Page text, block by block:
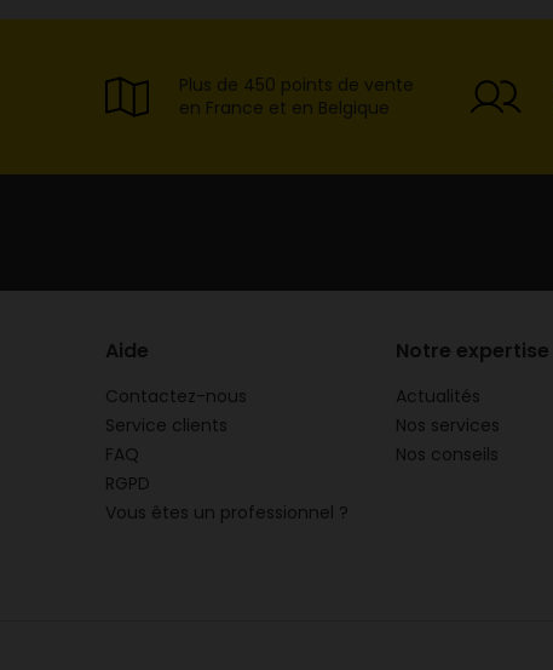
Plus de 450 points de vente
en France et en Belgique
Aide
Contactez-nous
Service clients
FAQ
RGPD
Vous êtes un professionnel ?
Notre expertise
Actualités
Nos services
Nos conseils